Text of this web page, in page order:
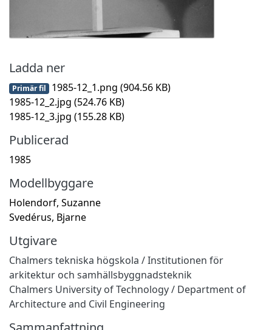
Ladda ner
Primär fil 1985-12_1.png (904.56 KB)
1985-12_2.jpg (524.76 KB)
1985-12_3.jpg (155.28 KB)
Publicerad
1985
Modellbyggare
Holendorf, Suzanne
Svedérus, Bjarne
Utgivare
Chalmers tekniska högskola / Institutionen för
arkitektur och samhällsbyggnadsteknik
Chalmers University of Technology / Department of
Architecture and Civil Engineering